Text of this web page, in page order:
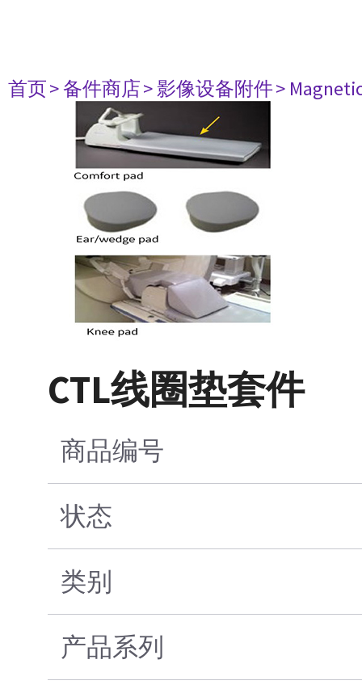
首页> 备件商店> 影像设备附件>
CTL线圈垫套件
商品编号
状态
类别
产品系列